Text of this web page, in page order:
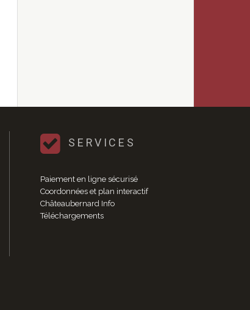
SERVICES
Paiement en ligne sécurisé
Coordonnées et plan interactif
Châteaubernard Info
Téléchargements